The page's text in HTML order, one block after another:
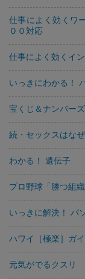
仕事によく効くワ
００対応
仕事によく効くイ
いっきにわかる！
宝くじ＆ナンバー
続・セックスはなぜ
わかる！ 遺伝子
プロ野球「勝つ組織
いっきに解決！ パ
ハワイ［極楽］ガ
元気がでるクスリ